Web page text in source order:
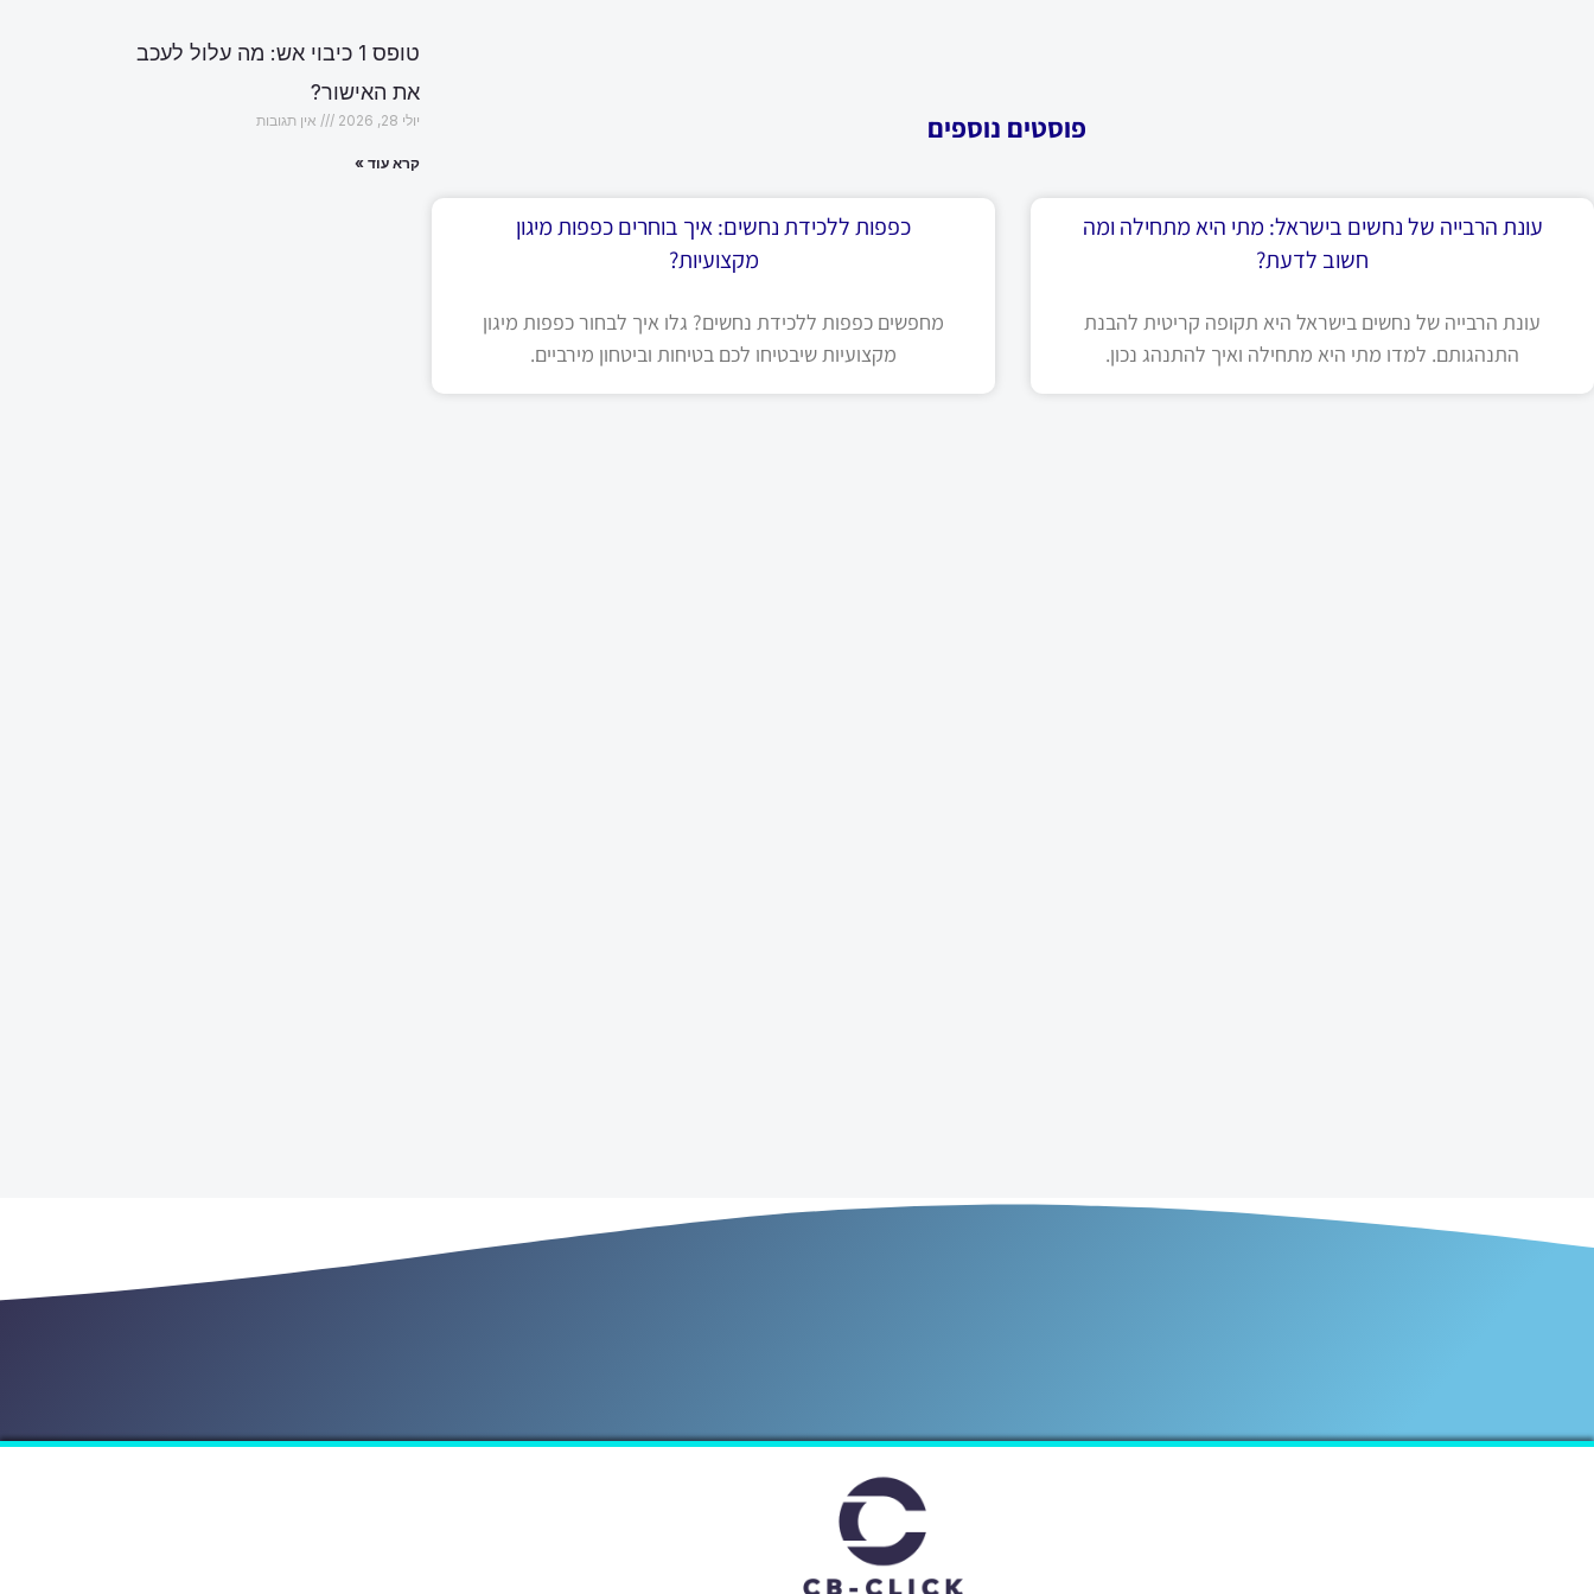
פוסטים נוספים
עונת הרבייה של נחשים בישראל: מתי היא מתחילה ומה
חשוב לדעת?
עונת הרבייה של נחשים בישראל היא תקופה קריטית להבנת
התנהגותם. למדו מתי היא מתחילה ואיך להתנהג נכון.
כפפות ללכידת נחשים: איך בוחרים כפפות מיגון
מקצועיות?
מחפשים כפפות ללכידת נחשים? גלו איך לבחור כפפות מיגון
מקצועיות שיבטיחו לכם בטיחות וביטחון מירביים.
טופס 1 כיבוי אש: מה עלול לעכב
את האישור?
יולי 28, 2026 אין תגובות
קרא עוד »